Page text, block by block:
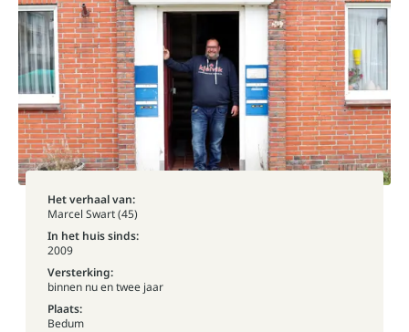
Het verhaal van:
Marcel Swart (45)
In het huis sinds:
2009
Versterking:
binnen nu en twee jaar
Plaats:
Bedum